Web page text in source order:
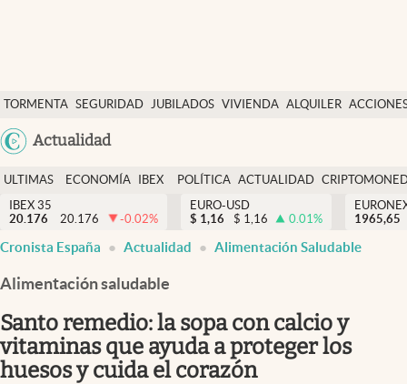
TORMENTA SEGURIDAD JUBILADOS VIVIENDA ALQUILER
USA
Colombia
Actualidad
Economía y finanzas
Política
Actualidad
Criptomonedas
España
ULTIMAS
NOTICIAS
ECONOMÍA
FINANZAS
IBEX
EURO
POLÍTICA ACTUALIDAD
IBEX 35
20.176
20.176 -0.02%
EURO-USD
$ 1,16 $ 1,16 0.01%
1965,65
Cronista España Actualidad Alimentación Saludable
Alimentación saludable
Santo remedio: la sopa con calcio y
vitaminas que ayuda a proteger los
huesos y cuida el corazón